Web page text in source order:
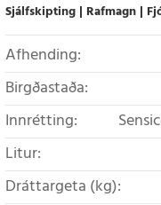
Sjálfskipting Rafmagn
Afhending:
Birgðastaða:
Innrétting:
Litur:
Dráttargeta (kg):